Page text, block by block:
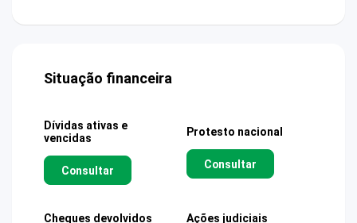
Situação financeira
Dívidas ativas e
vencidas
Consultar
Protesto nacional
Consultar
Cheques devolvidos Ações judiciais